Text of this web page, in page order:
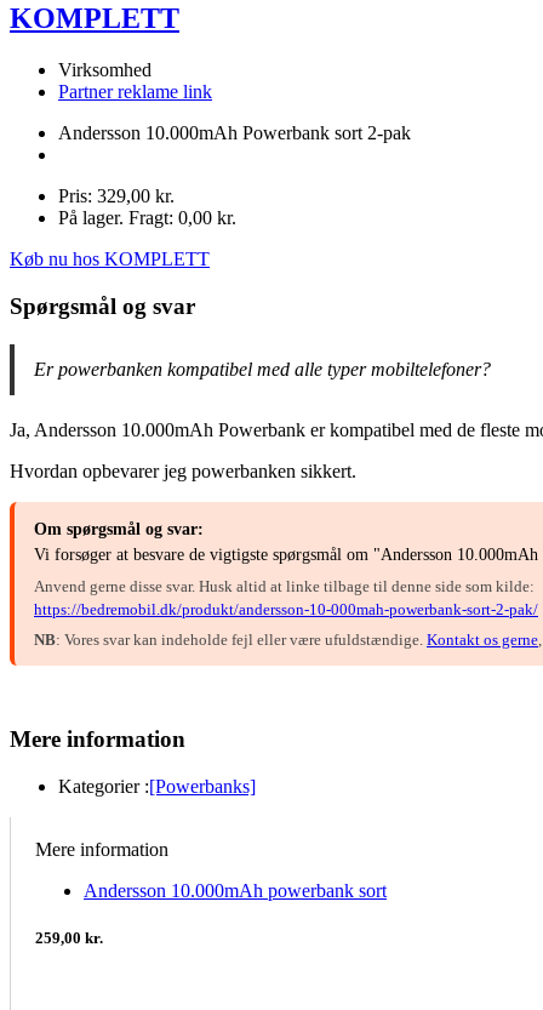
KOMPLETT
Virksomhed
Partner reklame link
Andersson 10.000mAh Powerbank sort 2-pak
Pris: 329,00 kr.
På lager. Fragt: 0,00 kr.
Køb nu hos KOMPLETT
Spørgsmål og svar
Er powerbanken kompatibel med alle typer mobiltelefoner?
Ja, Andersson 10.000mAh Powerbank er kompatibel med de fleste
Hvordan opbevarer jeg powerbanken sikkert.
Om spørgsmål og svar:
Vi forsøger at besvare de vigtigste spørgsmål om "Andersson
Anvend gerne disse svar. Husk altid at linke tilbage til denne side som kilde:
https://bedremobil.dk/produkt/andersson-10-000mah-powerbank-sort-2-pak/
NB: Vores svar kan indeholde fejl eller være ufuldstændige. Kontakt os gerne
Mere information
Kategorier :[Powerbanks]
Mere information
Andersson 10.000mAh powerbank sort
259,00 kr.